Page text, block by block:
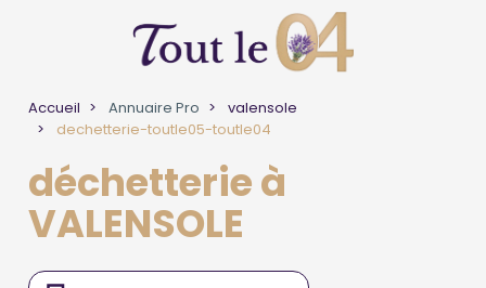
Accueil Annuaire Pro
valensole
dechetterie-toutle05-toutle04
déchetterie à
VALENSOLE